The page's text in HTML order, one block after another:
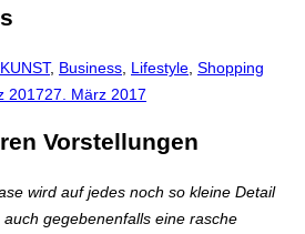
, Business Lifestyle Shopping
201727. März 2017
Vorstellungen
wird auf jedes noch so kleine Detail
gegebenenfalls eine rasche